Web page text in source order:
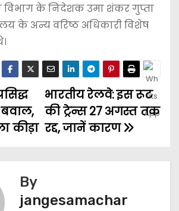
विभाग के निदेशक उमा शंकर गुप्ता
के अन्य वरिष्ठ अधिकारी विशेष
भारतीय रेलवे: इस रूट
की ट्रेन्स 27 अगस्त तक
रद्द, जानें कारण
बवाल,
कीड़ा
By
jangesamachar